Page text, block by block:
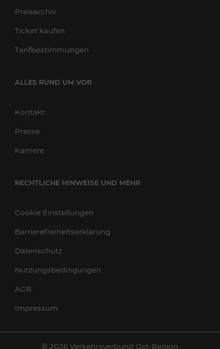
Preisarchiv
Ticket kaufen
Tarifbestimmungen
ALLES RUND UM VOR
Kontakt
Presse
Karriere
RECHTLICHE HINWEISE UND MEHR
Cookie Einstellungen
Barrierefreiheitserklärung
Datenschutz
Nutzungsbedingungen
AGB
Impressum
© 2026 Verkehrsverbund Ost-Region